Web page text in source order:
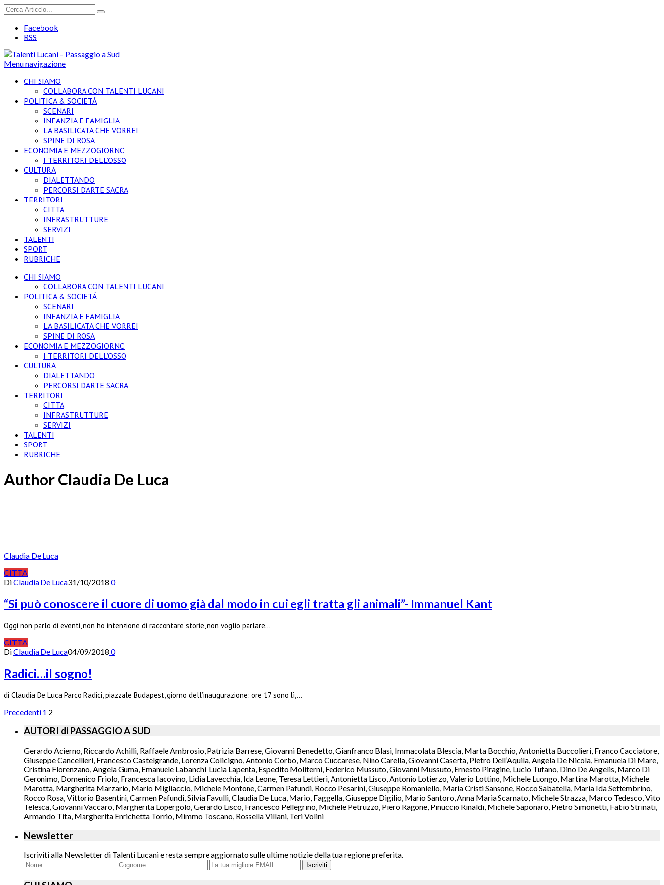
Facebook
RSS
Menu navigazione
CHI SIAMO
COLLABORA CON TALENTI LUCANI
POLITICA & SOCIETÁ
SCENARI
INFANZIA E FAMIGLIA
LA BASILICATA CHE VORREI
SPINE DI ROSA
ECONOMIA E MEZZOGIORNO
I TERRITORI DELL’OSSO
CULTURA
DIALETTANDO
PERCORSI D’ARTE SACRA
TERRITORI
CITTA
INFRASTRUTTURE
SERVIZI
TALENTI
SPORT
RUBRICHE
CHI SIAMO
COLLABORA CON TALENTI LUCANI
POLITICA & SOCIETÁ
SCENARI
INFANZIA E FAMIGLIA
LA BASILICATA CHE VORREI
SPINE DI ROSA
ECONOMIA E MEZZOGIORNO
I TERRITORI DELL’OSSO
CULTURA
DIALETTANDO
PERCORSI D’ARTE SACRA
TERRITORI
CITTA
INFRASTRUTTURE
SERVIZI
TALENTI
SPORT
RUBRICHE
AuthorClaudia De Luca
Claudia De Luca
CITTA
DiClaudia De Luca31/10/2018 0
“Si può conoscere il cuore di uomo già dal modo in cui egli tratta gli animali”- Immanuel Kant
Oggi non parlo di eventi, non ho intenzione di raccontare storie, non voglio parlare…
CITTA
DiClaudia De Luca04/09/2018 0
Radici…il sogno!
di Claudia De Luca Parco Radici, piazzale Budapest, giorno dell’inaugurazione: ore 17 sono lì,…
Precedenti 1 2
AUTORI di PASSAGGIO A SUD
Gerardo Acierno, Riccardo Achilli, Raffaele Ambrosio, Patrizia Barrese, Giovanni Benedetto, Gianfranco Blasi, Immacolata Blescia, Marta Bocchio, Antonietta Buccolieri, Franco Cacciatore,
Giuseppe Cancellieri, Francesco Castelgrande, Lorenza Colicigno, Antonio Corbo, Marco Cuccarese, Nino Carella, Giovanni Caserta, Pietro Dell’Aquila, Angela De Nicola, Emanuela Di Mare,
Cristina Florenzano, Angela Guma, Emanuele Labanchi, Lucia Lapenta, Espedito Moliterni, Federico Mussuto, Giovanni Mussuto, Ernesto Piragine, Lucio Tufano, Dino De Angelis, Marco Di
Geronimo, Domenico Friolo, Francesca Iacovino, Lidia Lavecchia, Ida Leone, Teresa Lettieri, Antonietta Lisco, Antonio Lotierzo, Valerio Lottino, Michele Luongo, Martina Marotta, Michele
Marotta, Margherita Marzario, Mario Migliaccio, Michele Montone, Carmen Pafundi, Rocco Pesarini, Giuseppe Romaniello, Maria Cristi Sansone, Rocco Sabatella, Maria Ida Settembrino,
Rocco Rosa, Vittorio Basentini, Carmen Pafundi, Silvia Favulli, Claudia De Luca, Mario, Faggella, Giuseppe Digilio, Mario Santoro, Anna Maria Scarnato, Michele Strazza, Marco Tedesco, Vito
Telesca, Giovanni Vaccaro, Margherita Lopergolo, Gerardo Lisco, Francesco Pellegrino, Michele Petruzzo, Piero Ragone, Pinuccio Rinaldi, Michele Saponaro, Pietro Simonetti, Fabio Strinati,
Armando Tita, Margherita Enrichetta Torrio, Mimmo Toscano, Rossella Villani, Teri Volini
Newsletter
Iscriviti alla Newsletter di Talenti Lucani e resta sempre aggiornato sulle ultime notizie della tua regione preferita.
Iscriviti